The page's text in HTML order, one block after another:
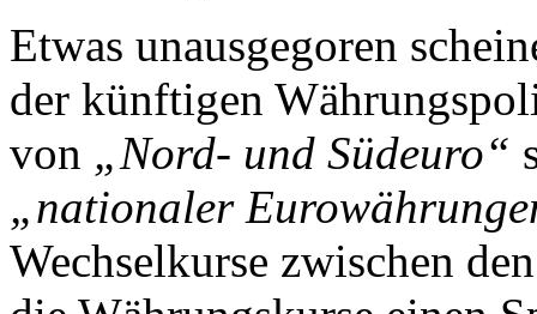
Etwas unausgegoren
der künftigen
von „Nord- und Südeuro“
„nationaler
Wechselkurse zwischen